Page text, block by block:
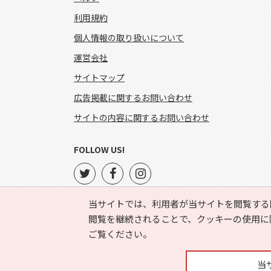
当サイトでは、利用者が当サイトを閲覧す
閲覧を継続されることで、クッキーの使用
ご覧ください。
当
利用規約
個人情報の取り扱いについて
運営会社
サイトマップ
広告掲載に関するお問い合わせ
サイトの内容に関するお問い合わせ
FOLLOW US!